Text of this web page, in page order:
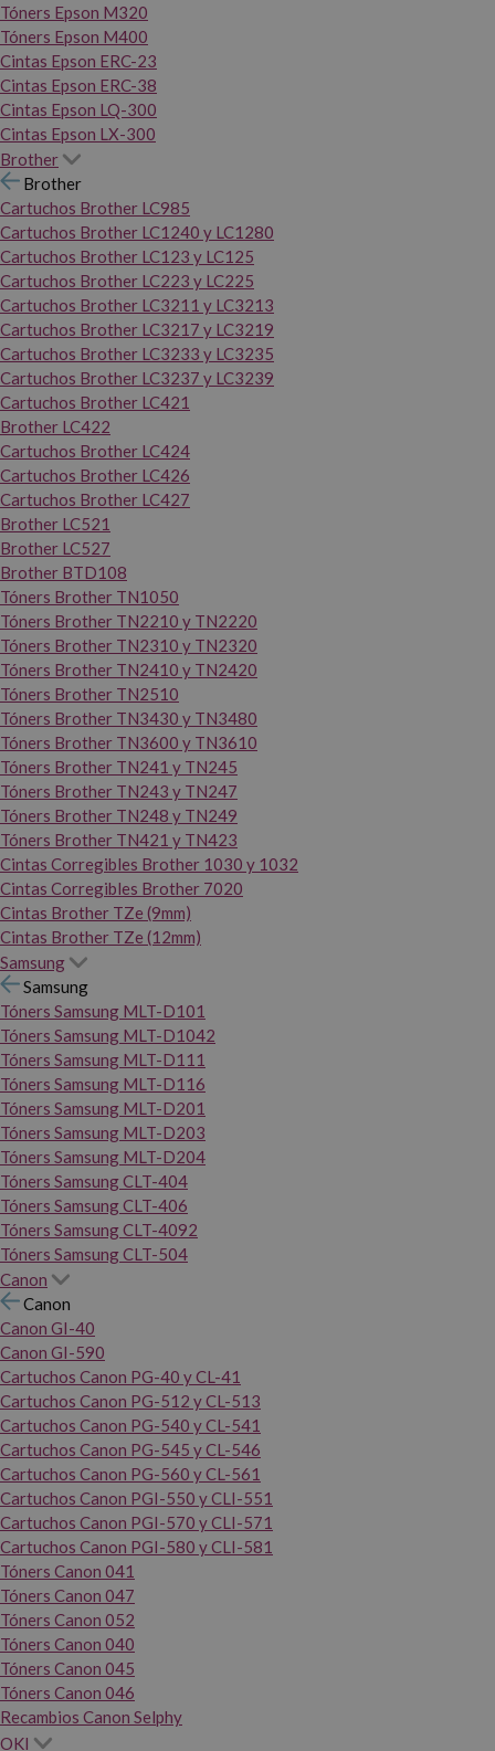
Tóners Epson M320
Tóners Epson M400
Cintas Epson ERC-23
Cintas Epson ERC-38
Cintas Epson LQ-300
Cintas Epson LX-300
Brother
Brother
Cartuchos Brother LC985
Cartuchos Brother LC1240 y LC1280
Cartuchos Brother LC123 y LC125
Cartuchos Brother LC223 y LC225
Cartuchos Brother LC3211 y LC3213
Cartuchos Brother LC3217 y LC3219
Cartuchos Brother LC3233 y LC3235
Cartuchos Brother LC3237 y LC3239
Cartuchos Brother LC421
Brother LC422
Cartuchos Brother LC424
Cartuchos Brother LC426
Cartuchos Brother LC427
Brother LC521
Brother LC527
Brother BTD108
Tóners Brother TN1050
Tóners Brother TN2210 y TN2220
Tóners Brother TN2310 y TN2320
Tóners Brother TN2410 y TN2420
Tóners Brother TN2510
Tóners Brother TN3430 y TN3480
Tóners Brother TN3600 y TN3610
Tóners Brother TN241 y TN245
Tóners Brother TN243 y TN247
Tóners Brother TN248 y TN249
Tóners Brother TN421 y TN423
Cintas Corregibles Brother 1030 y 1032
Cintas Corregibles Brother 7020
Cintas Brother TZe (9mm)
Cintas Brother TZe (12mm)
Samsung
Samsung
Tóners Samsung MLT-D101
Tóners Samsung MLT-D1042
Tóners Samsung MLT-D111
Tóners Samsung MLT-D116
Tóners Samsung MLT-D201
Tóners Samsung MLT-D203
Tóners Samsung MLT-D204
Tóners Samsung CLT-404
Tóners Samsung CLT-406
Tóners Samsung CLT-4092
Tóners Samsung CLT-504
Canon
Canon
Canon GI-40
Canon GI-590
Cartuchos Canon PG-40 y CL-41
Cartuchos Canon PG-512 y CL-513
Cartuchos Canon PG-540 y CL-541
Cartuchos Canon PG-545 y CL-546
Cartuchos Canon PG-560 y CL-561
Cartuchos Canon PGI-550 y CLI-551
Cartuchos Canon PGI-570 y CLI-571
Cartuchos Canon PGI-580 y CLI-581
Tóners Canon 041
Tóners Canon 047
Tóners Canon 052
Tóners Canon 040
Tóners Canon 045
Tóners Canon 046
Recambios Canon Selphy
OKI